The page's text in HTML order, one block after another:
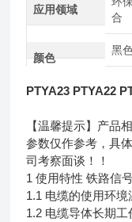
应用领域
合
颜色
黑
PTYA23 PTYA22
【温馨提示】产品
参数仅作参考，具
司考察面谈！！
1 使用特性 铁路信
1.1 电缆的使用环
1.2 电缆导体长期